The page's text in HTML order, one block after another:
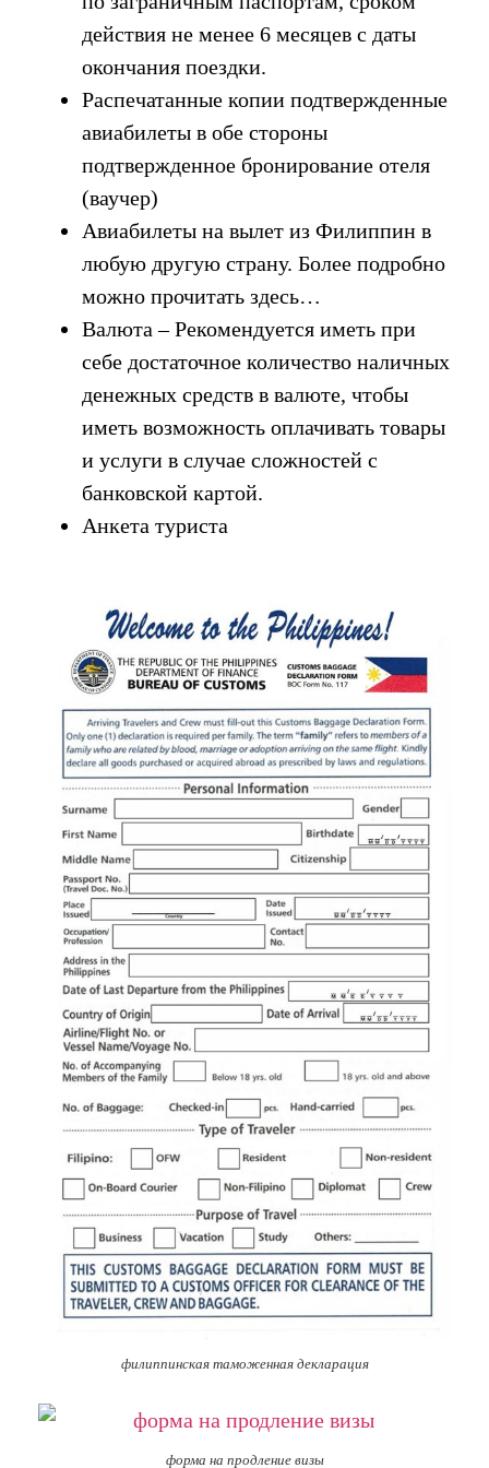
действия не менее 6 месяцев с даты
окончания поездки.
Распечатанные копии подтвержденные
авиабилеты в обе стороны
подтвержденное бронирование отеля
(ваучер)
Авиабилеты на вылет из Филиппин в
любую другую страну. Более подробно
можно прочитать здесь…
Валюта – Рекомендуется иметь при
себе достаточное количество наличных
денежных средств в валюте, чтобы
иметь возможность оплачивать товары
и услуги в случае сложностей с
банковской картой.
Анкета туриста
филиппинская таможенная декларация
форма на продление визы